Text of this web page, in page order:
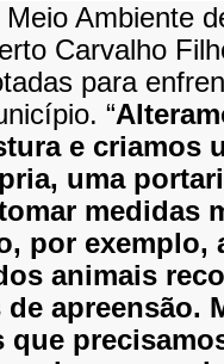
Ambiente
Carvalho
para
“
e criamos
uma
medidas
por exemplo,
animais
apreensão.
que